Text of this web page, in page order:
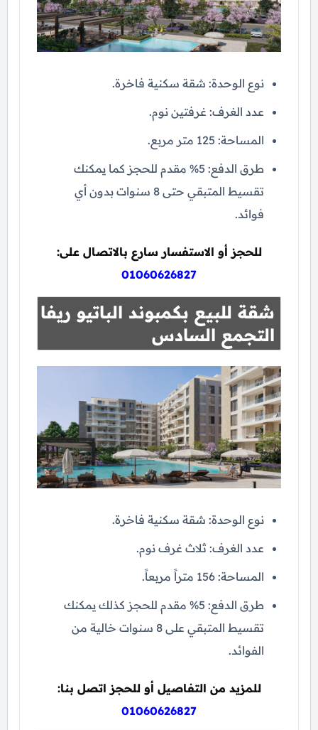
نوع الوحدة: شقة سكنية فاخرة.
عدد الغرف: غرفتين نوم.
المساحة: 125 متر مربع.
طرق الدفع: 5% مقدم للحجز كما يمكنك
تقسيط المتبقي حتى 8 سنوات بدون أي
فوائد.
للحجز أو الاستفسار سارع بالاتصال على:
01060626827
شقة للبيع بكمبوند الباتيو ريفا
التجمع السادس
نوع الوحدة: شقة سكنية فاخرة.
عدد الغرف: ثلاث غرف نوم.
المساحة: 156 متراً مربعاً.
طرق الدفع: 5% مقدم للحجز كذلك يمكنك
تقسيط المتبقي على 8 سنوات خالية من
الفوائد.
للمزيد من التفاصيل أو للحجز اتصل بنا:
01060626827